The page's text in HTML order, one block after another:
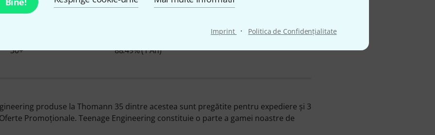
Imprint · Politica de Confidenţialitate
30+ 88.49% (1 An)
produse la Thomann 35 dintre acestea sunt pregătite pentru expediere şi 3
Promoţionale. Teenage Engineering constituie o parte a gamei noastre de